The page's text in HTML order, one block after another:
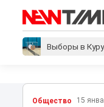
Выборы в
Общество 15